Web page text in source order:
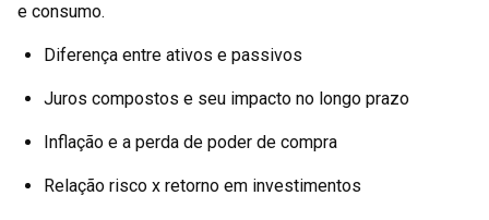
e consumo.
Diferença entre ativos e passivos
Juros compostos e seu impacto no longo prazo
Inflação e a perda de poder de compra
Relação risco x retorno em investimentos